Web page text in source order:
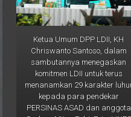
Ketua Umum DPP LDII, KH
Chriswanto Santoso, dalam
sambutannya menegaskan
komitmen LDII untuk terus
menanamkan 29 karakter luhur
kepada para pendekar
PERSINAS ASAD dan anggota
Senkom Mitra Polri. Foto: LINES